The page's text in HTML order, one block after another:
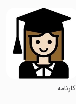
‏‏کارنامه